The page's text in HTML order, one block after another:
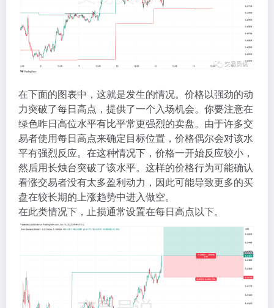
在下面的图表中，这就是发生的情况。价格以强劲的动
力突破了每日高点，提供了一个入场机会。你要注意在
绿色昨日高位水平有比平常更强烈的卖盘。由于许多交
易者使用每日高点来确定目标位置，价格偶尔会对该水
平有强烈反应。在这种情况下，价格一开始反应较小，
然后用长烛台突破了该水平。这样的价格行为可能确认
看涨交易者没有太多盈利动力，因此可能导致更多的买
盘在较长期的上涨趋势中进入做空。
在此类情况下，止损通常设置在每日高点以下。